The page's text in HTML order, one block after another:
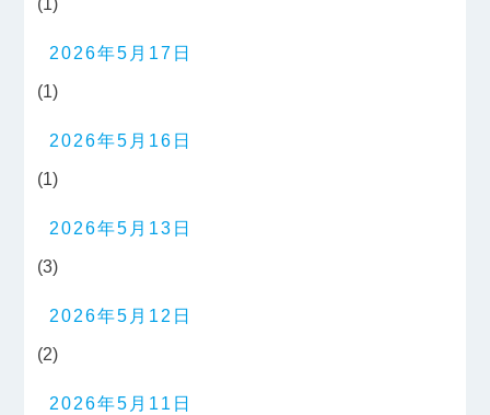
(1)
2026年5月17日
(1)
2026年5月16日
(1)
2026年5月13日
(3)
2026年5月12日
(2)
2026年5月11日